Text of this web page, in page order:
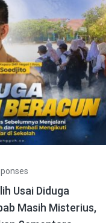
Usai Diduga
Masih Misterius,